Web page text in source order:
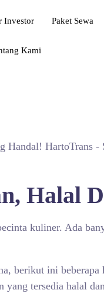
Investor Paket Sewa
Kami
Handal! HartoTrans -
Halal
kuliner. Ada
berikut ini
yang tersedia halal